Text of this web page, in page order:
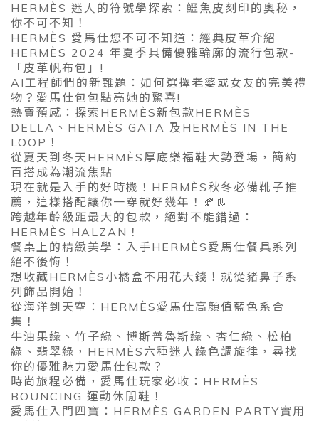
HERMÈS 迷人的符號學探索：鱷魚皮刻印的奧秘，
你不可不知！
HERMÈS 愛馬仕您不可不知道：經典皮革介紹
HERMÈS 2024 年夏季具備優雅輪廓的流行包款-
「皮革帆布包」!
AI工程師們的新難題：如何選擇老婆或女友的完美禮
物？愛馬仕包包點亮她的驚喜!
熱賣預感：探索HERMÈS新包款HERMÈS
DELLA、HERMÈS GATA 及HERMÈS IN THE
LOOP！
從夏天到冬天HERMÈS厚底樂福鞋大勢登場，簡約
百搭成為潮流焦點
現在就是入手的好時機！HERMÈS秋冬必備靴子推
薦，這樣搭配讓你一穿就好幾年！🍂👢
跨越年齡級距最大的包款，絕對不能錯過：
HERMÈS HALZAN！
餐桌上的精緻美學：入手HERMÈS愛馬仕餐具系列
絕不後悔！
想收藏HERMÈS小橘盒不用花大錢！就從豬鼻子系
列飾品開始！
從海洋到天空：HERMÈS愛馬仕高顏值藍色系合
集！
牛油果綠、竹子綠、博斯普魯斯綠、杏仁綠、松柏
綠、翡翠綠，HERMÈS六種迷人綠色調旋律，尋找
你的優雅魅力愛馬仕包款？
時尚旅程必備，愛馬仕玩家必收：HERMÈS
BOUNCING 運動休閒鞋！
愛馬仕入門四寶：HERMÈS GARDEN PARTY實用